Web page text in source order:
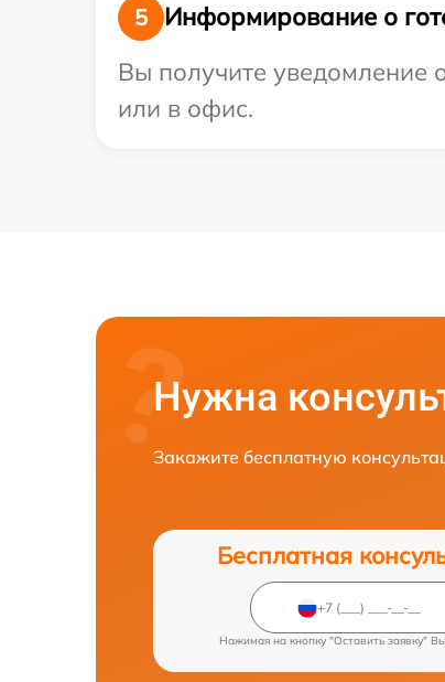
5
Информирование о
Вы получите уведомление
или в офис.
Нужна
Закажите бесплатную
Бесплатная
Нажимая на кнопку "Оставить заявку"